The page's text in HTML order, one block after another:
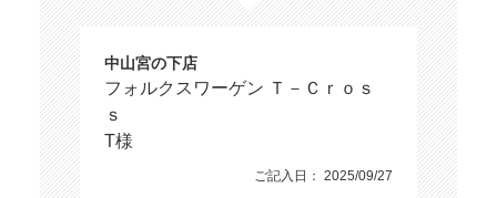
中山宮の下店
フォルクスワーゲン Ｔ－Ｃｒｏｓ
ｓ
T様
ご記入日： 2025/09/27